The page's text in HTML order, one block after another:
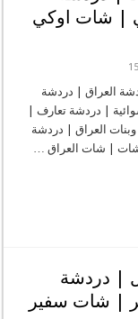
| شات اوكي
العراق | دردشة
| دردشة تعارف |
العراق | دردشة
| شات العراق …
| دردشة
| شات سفير